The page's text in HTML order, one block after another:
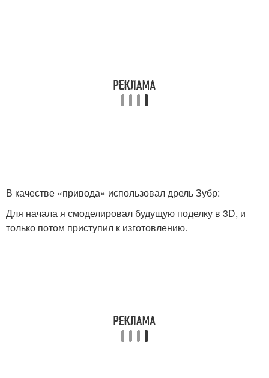
В качестве «привода» использовал дрель Зубр:
Для начала я смоделировал будущую поделку в 3D, и
только потом приступил к изготовлению.